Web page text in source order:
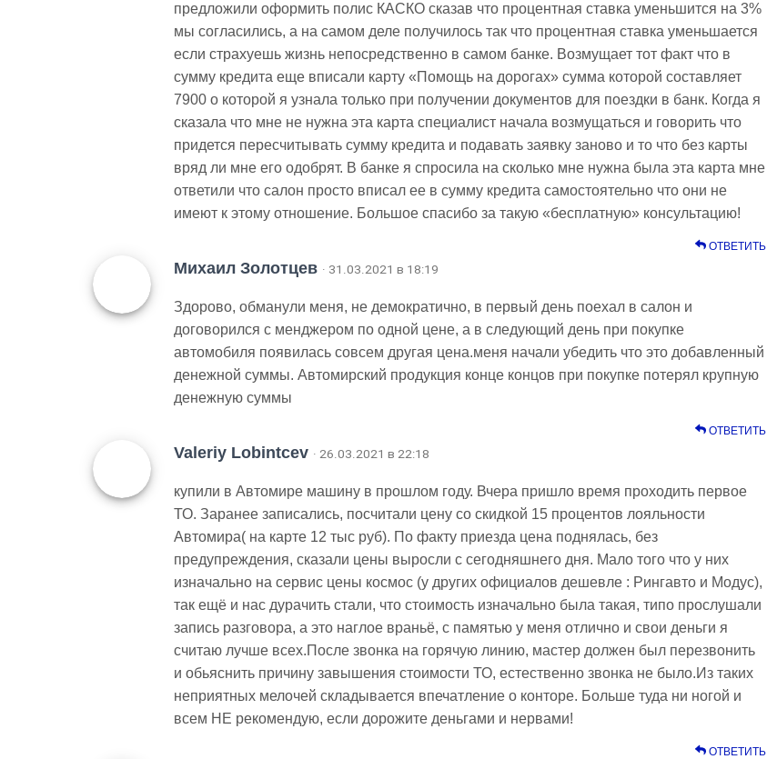
предложили оформить полис КАСКО сказав что процентная ставка уменьшится на 3%
мы согласились, а на самом деле получилось так что процентная ставка уменьшается
если страхуешь жизнь непосредственно в самом банке. Возмущает тот факт что в
сумму кредита еще вписали карту «Помощь на дорогах» сумма которой составляет
7900 о которой я узнала только при получении документов для поездки в банк. Когда я
сказала что мне не нужна эта карта специалист начала возмущаться и говорить что
придется пересчитывать сумму кредита и подавать заявку заново и то что без карты
вряд ли мне его одобрят. В банке я спросила на сколько мне нужна была эта карта мне
ответили что салон просто вписал ее в сумму кредита самостоятельно что они не
имеют к этому отношение. Большое спасибо за такую «бесплатную» консультацию!
ОТВЕТИТЬ
Михаил Золотцев · 31.03.2021 в 18:19
Здорово, обманули меня, не демократично, в первый день поехал в салон и
договорился с менджером по одной цене, а в следующий день при покупке
автомобиля появилась совсем другая цена.меня начали убедить что это добавленный
денежной суммы. Автомирский продукция конце концов при покупке потерял крупную
денежную суммы
ОТВЕТИТЬ
Valeriy Lobintcev · 26.03.2021 в 22:18
купили в Автомире машину в прошлом году. Вчера пришло время проходить первое
ТО. Заранее записались, посчитали цену со скидкой 15 процентов лояльности
Автомира( на карте 12 тыс руб). По факту приезда цена поднялась, без
предупреждения, сказали цены выросли с сегодняшнего дня. Мало того что у них
изначально на сервис цены космос (у других официалов дешевле : Рингавто и Модус),
так ещё и нас дурачить стали, что стоимость изначально была такая, типо прослушали
запись разговора, а это наглое враньё, с памятью у меня отлично и свои деньги я
считаю лучше всех.После звонка на горячую линию, мастер должен был перезвонить
и обьяснить причину завышения стоимости ТО, естественно звонка не было.Из таких
неприятных мелочей складывается впечатление о конторе. Больше туда ни ногой и
всем НЕ рекомендую, если дорожите деньгами и нервами!
ОТВЕТИТЬ